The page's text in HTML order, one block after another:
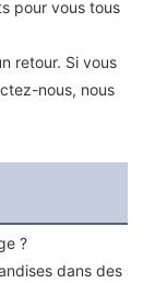
nous, nous
?